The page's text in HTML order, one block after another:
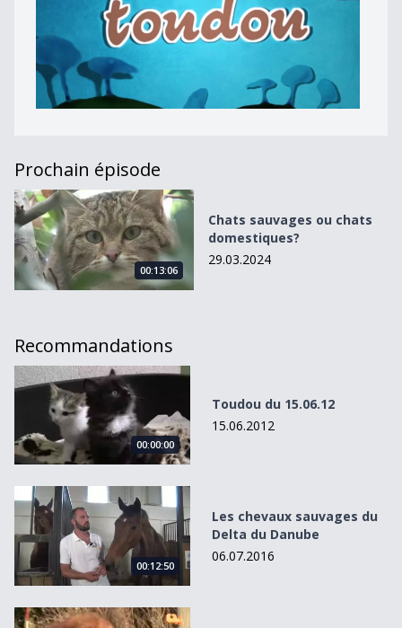
Prochain épisode
Chats sauvages ou chats domestiques?
00:13:06
Chats sauvages ou chats
domestiques?
29.03.2024
Recommandations
Toudou du 15.06.12
00:00:00
Toudou du 15.06.12
15.06.2012
Les chevaux sauvages du Delta du Danube
00:12:50
Les chevaux sauvages du
Delta du Danube
06.07.2016
Toudou du 11.12.12